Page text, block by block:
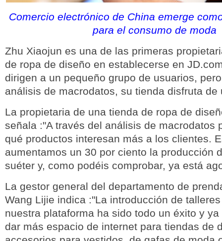
Comercio electrónico de China emerge
para el consumo de moda
Zhu Xiaojun es una de las primeras
de ropa de diseño en establecerse en
dirigen a un pequeño grupo de usuarios,
análisis de macrodatos, su tienda disfruta
La propietaria de una tienda de ropa de
señala :"A través del análisis de macrodatos
qué productos interesan más a los clientes.
aumentamos un 30 por ciento la producción
suéter y, como podéis comprobar, ya está
La gestor general del departamento de
Wang Lijie indica :"La introducción de
nuestra plataforma ha sido todo un éxito y
dar más espacio de internet para tiendas de